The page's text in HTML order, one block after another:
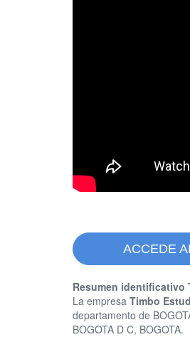
ACCEDE
Resumen identificativo
La empresa Timbo
departamento de
BOGOTA D C, BOGOTA.